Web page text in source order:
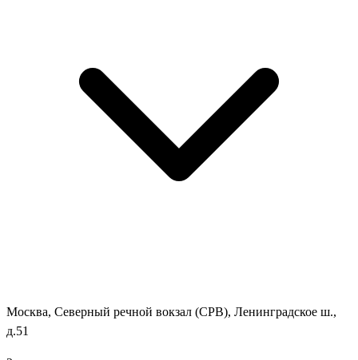
Москва, Северный речной вокзал (СРВ), Ленинградское ш.,
д.51